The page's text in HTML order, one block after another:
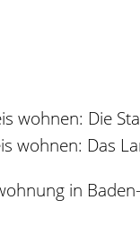
wohnen: Die
wohnen: Das
in